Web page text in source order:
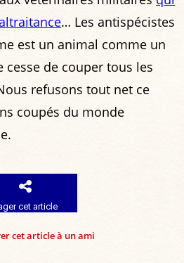
… Les antispécistes
est un animal comme un
cesse de couper tous les
refusons tout net ce
coupés du monde
cet article
cet article à un ami